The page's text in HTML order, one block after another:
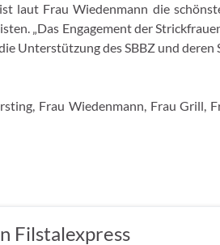
laut Frau Wiedenmann die
„Das Engagement der
Unterstützung des SBBZ und deren
Frau Wiedenmann, Frau Grill,
Filstalexpress